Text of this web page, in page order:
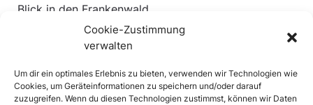
Cookie-Zustimmung
verwalten
Um dir ein optimales Erlebnis zu bieten, verwenden wir Technologien wie
Cookies, um Geräteinformationen zu speichern und/oder darauf
zuzugreifen. Wenn du diesen Technologien zustimmst, können wir Daten
Blick in den Frankenwald.
Aussichtspunkt/-turm